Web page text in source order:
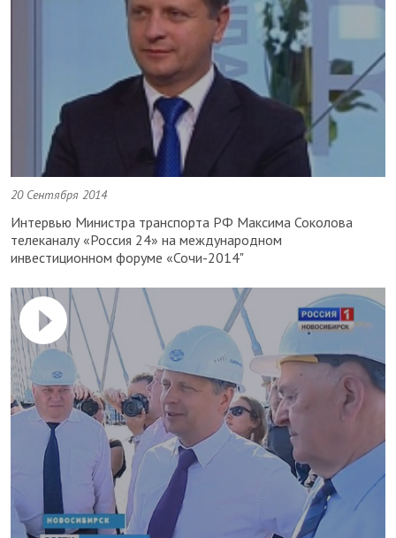
20 Сентября 2014
Интервью Министра транспорта РФ Максима Соколова
телеканалу «Россия 24» на международном
инвестиционном форуме «Сочи-2014"